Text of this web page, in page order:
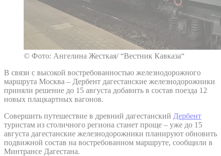
© Фото: Ангелина Жесткая/ “Вестник Кавказа“
В связи с высокой востребованностью железнодорожного
маршрута Москва – Дербент дагестанские железнодорожники
приняли решение до 15 августа добавить в состав поезда 12
новых плацкартных вагонов.
Совершить путешествие в древний дагестанский Дербент
туристам из столичного региона станет проще – уже до 15
августа дагестанские железнодорожники планируют обновить
подвижной состав на востребованном маршруте, сообщили в
Минтрансе Дагестана.